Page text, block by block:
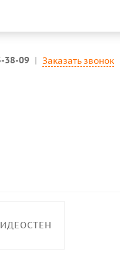
38-09 | Заказать звонок